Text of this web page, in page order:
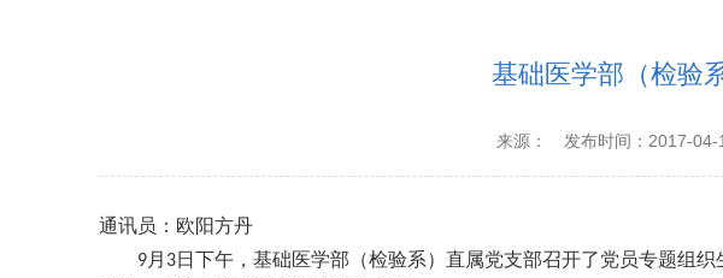
基础医学部（检验
来源： 发布时间：2017-
通讯员：欧阳方丹
9月 3日下午，基础医学部（检验系）直属党支部召开了党员专题组